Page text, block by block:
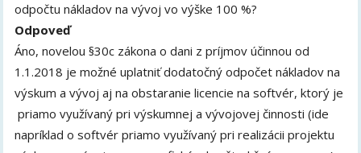
odpočtu nákladov na vývoj vo výške 100 %?
Odpoveď
Áno, novelou §30c zákona o dani z príjmov účinnou od
1.1.2018 je možné uplatniť dodatočný odpočet nákladov na
výskum a vývoj aj na obstaranie licencie na softvér, ktorý je
priamo využívaný pri výskumnej a vývojovej činnosti (ide
napríklad o softvér priamo využívaný pri realizácii projektu